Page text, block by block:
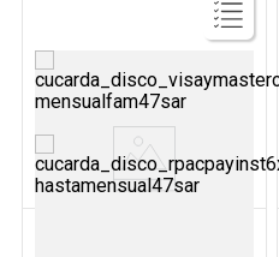
Ver
Producto